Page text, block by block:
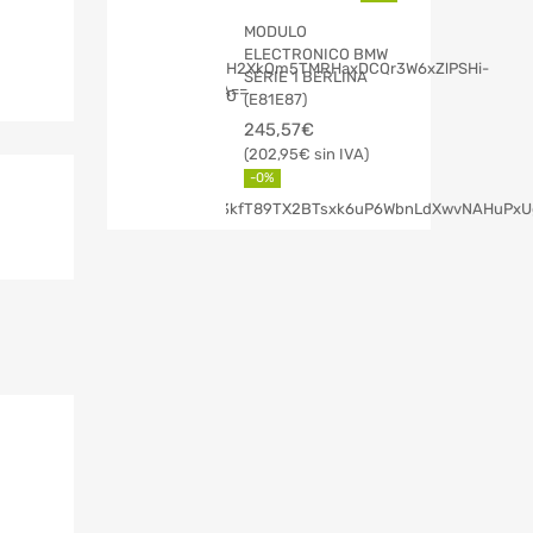
MODULO
ELECTRONICO BMW
SERIE 1 BERLINA
(E81E87)
245,57€
202,95€
-0%